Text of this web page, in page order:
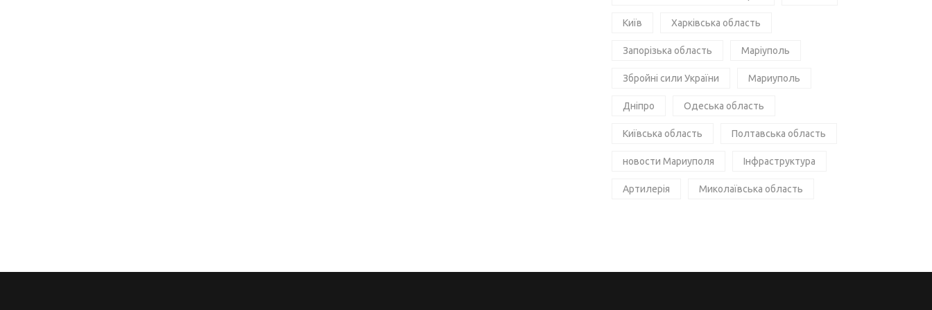
Київ Харківська область
Запорізька область Маріуполь
Збройні сили України Мариуполь
Дніпро Одеська область
Київська область Полтавська область
новости Мариуполя Інфраструктура
Артилерія Миколаївська область